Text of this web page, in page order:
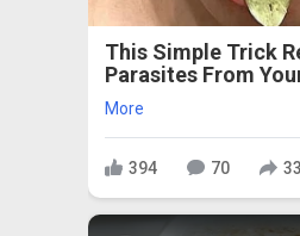
This Simple Trick
Parasites From
More
394 70